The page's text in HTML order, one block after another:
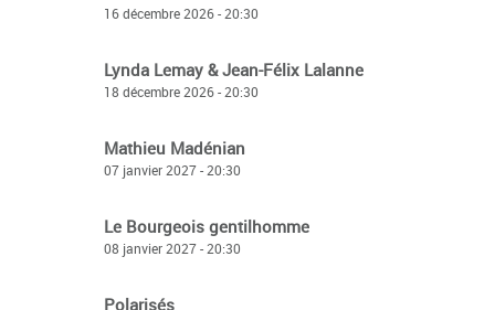
16 décembre 2026 - 20:30
Lynda Lemay & Jean-Félix Lalanne
18 décembre 2026 - 20:30
Mathieu Madénian
07 janvier 2027 - 20:30
Le Bourgeois gentilhomme
08 janvier 2027 - 20:30
Polarisés